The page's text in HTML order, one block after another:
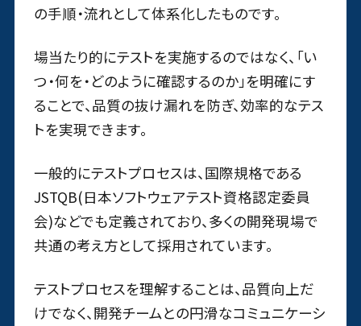
の手順・流れとして体系化したものです。
場当たり的にテストを実施するのではなく、「い
つ・何を・どのように確認するのか」を明確にす
ることで、品質の抜け漏れを防ぎ、効率的なテス
トを実現できます。
一般的にテストプロセスは、国際規格である
JSTQB(日本ソフトウェアテスト資格認定委員
会)などでも定義されており、多くの開発現場で
共通の考え方として採用されています。
テストプロセスを理解することは、品質向上だ
けでなく、開発チームとの円滑なコミュニケーシ